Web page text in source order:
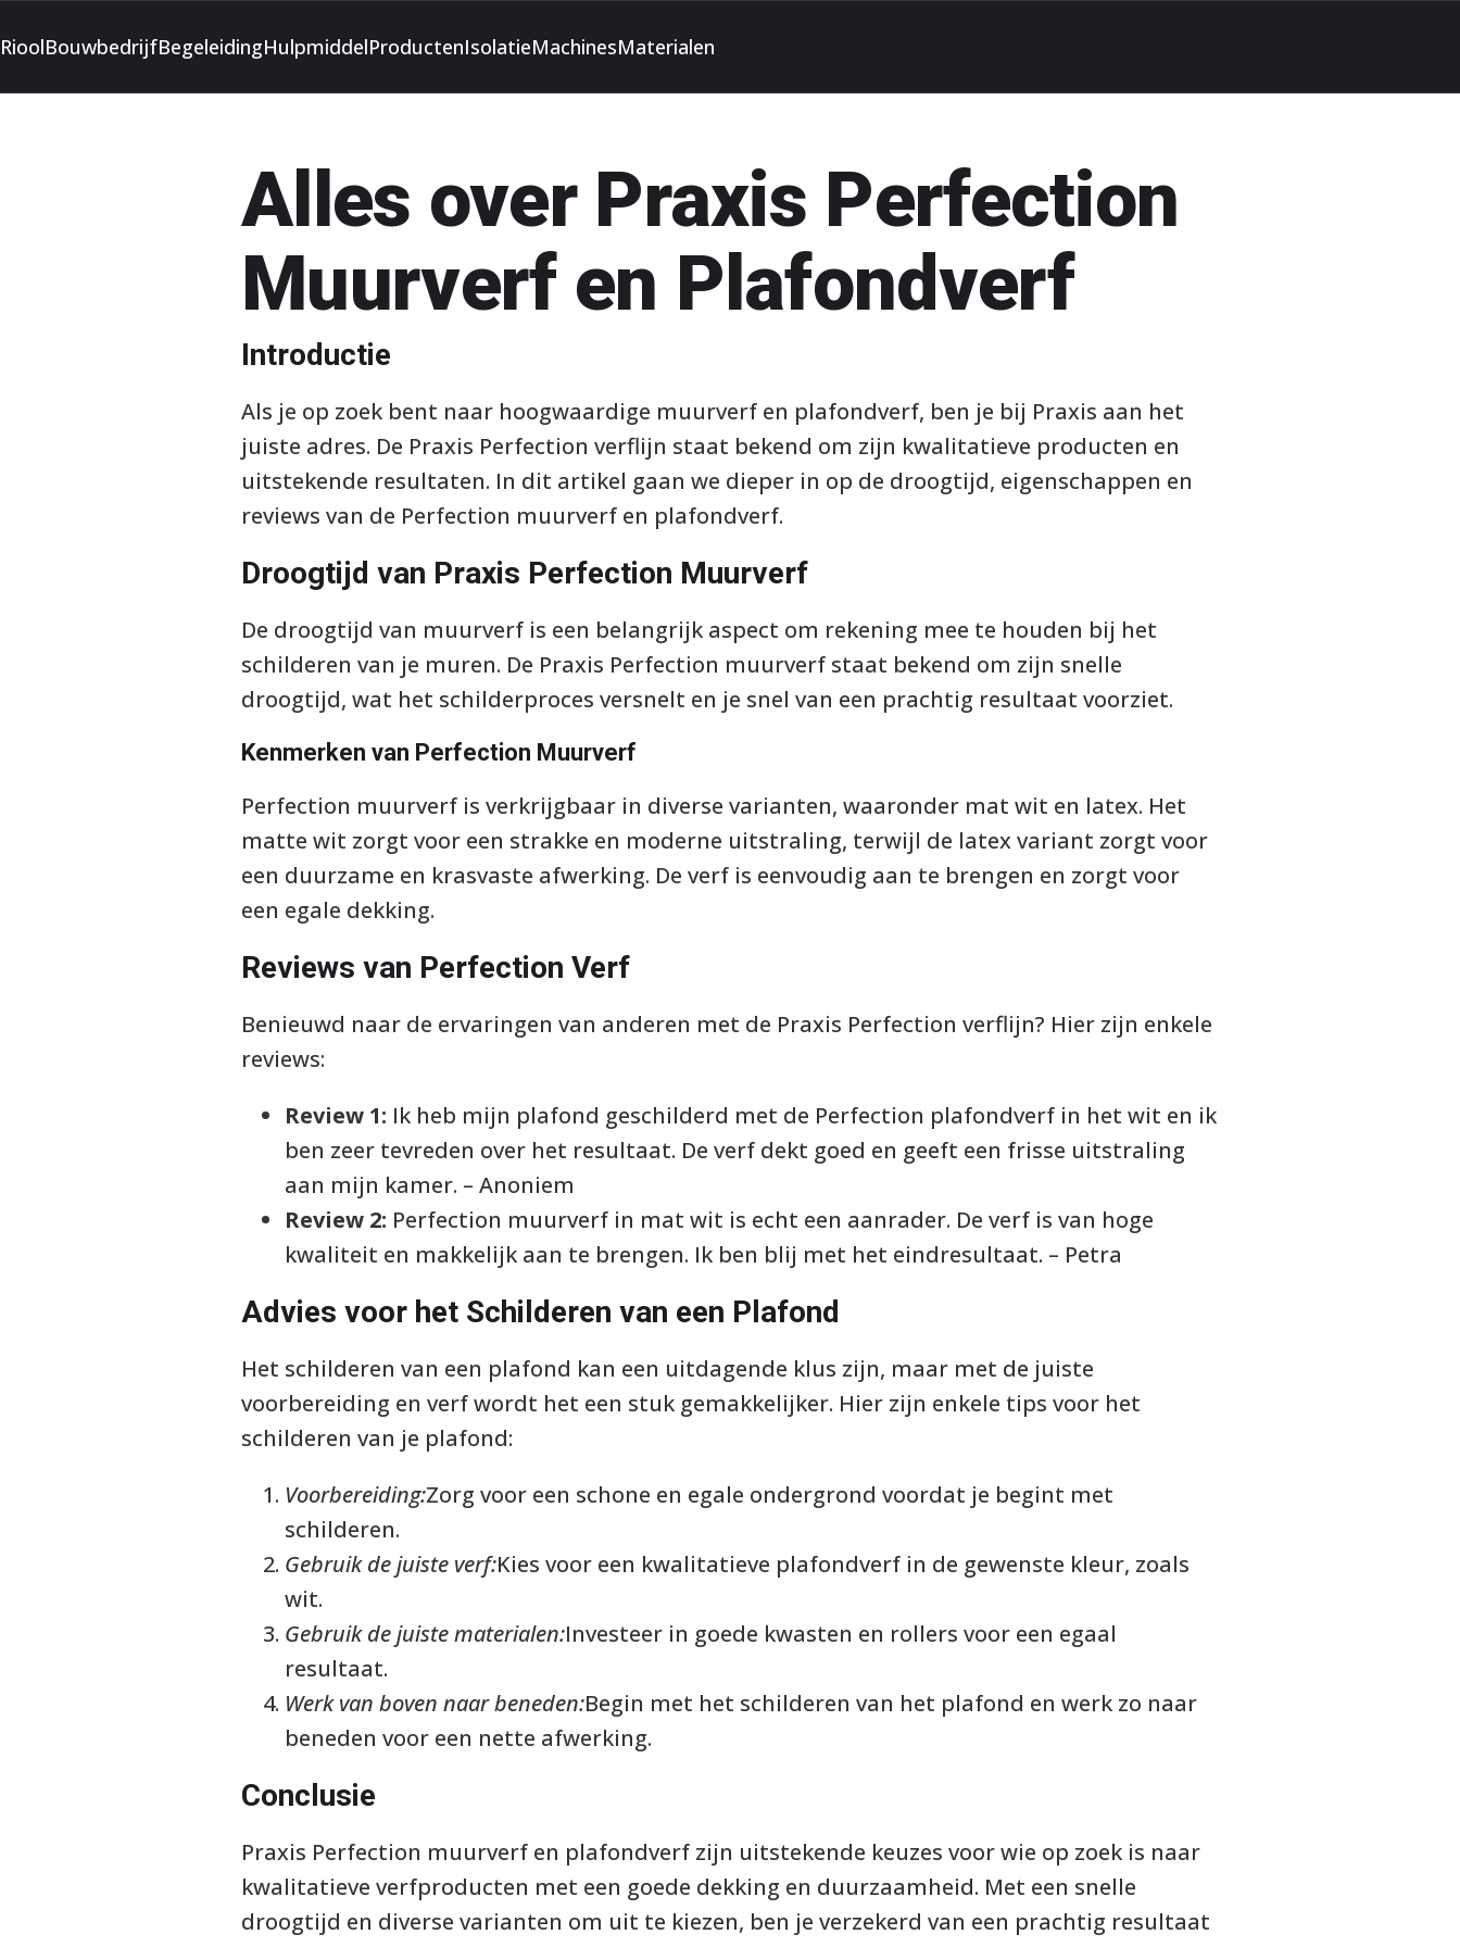
RioolBouwbedrijfBegeleidingHulpmiddelProductenIsolatieMachinesMaterialen
Alles over Praxis Perfection
Muurverf en Plafondverf
Introductie
Als je op zoek bent naar hoogwaardige muurverf en plafondverf, ben je bij Praxis aan het
juiste adres. De Praxis Perfection verflijn staat bekend om zijn kwalitatieve producten en
uitstekende resultaten. In dit artikel gaan we dieper in op de droogtijd, eigenschappen en
reviews van de Perfection muurverf en plafondverf.
Droogtijd van Praxis Perfection Muurverf
De droogtijd van muurverf is een belangrijk aspect om rekening mee te houden bij het
schilderen van je muren. De Praxis Perfection muurverf staat bekend om zijn snelle
droogtijd, wat het schilderproces versnelt en je snel van een prachtig resultaat voorziet.
Kenmerken van Perfection Muurverf
Perfection muurverf is verkrijgbaar in diverse varianten, waaronder mat wit en latex. Het
matte wit zorgt voor een strakke en moderne uitstraling, terwijl de latex variant zorgt voor
een duurzame en krasvaste afwerking. De verf is eenvoudig aan te brengen en zorgt voor
een egale dekking.
Reviews van Perfection Verf
Benieuwd naar de ervaringen van anderen met de Praxis Perfection verflijn? Hier zijn enkele
reviews:
Review 1: Ik heb mijn plafond geschilderd met de Perfection plafondverf in het wit en ik
ben zeer tevreden over het resultaat. De verf dekt goed en geeft een frisse uitstraling
aan mijn kamer. – Anoniem
Review 2: Perfection muurverf in mat wit is echt een aanrader. De verf is van hoge
kwaliteit en makkelijk aan te brengen. Ik ben blij met het eindresultaat. – Petra
Advies voor het Schilderen van een Plafond
Het schilderen van een plafond kan een uitdagende klus zijn, maar met de juiste
voorbereiding en verf wordt het een stuk gemakkelijker. Hier zijn enkele tips voor het
schilderen van je plafond:
Voorbereiding:Zorg voor een schone en egale ondergrond voordat je begint met
schilderen.
Gebruik de juiste verf:Kies voor een kwalitatieve plafondverf in de gewenste kleur, zoals
wit.
Gebruik de juiste materialen:Investeer in goede kwasten en rollers voor een egaal
resultaat.
Werk van boven naar beneden:Begin met het schilderen van het plafond en werk zo naar
beneden voor een nette afwerking.
Conclusie
Praxis Perfection muurverf en plafondverf zijn uitstekende keuzes voor wie op zoek is naar
kwalitatieve verfproducten met een goede dekking en duurzaamheid. Met een snelle
droogtijd en diverse varianten om uit te kiezen, ben je verzekerd van een prachtig resultaat